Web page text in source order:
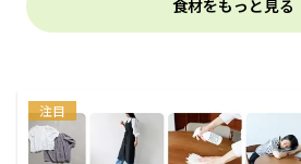
食材をもっと見る
注目